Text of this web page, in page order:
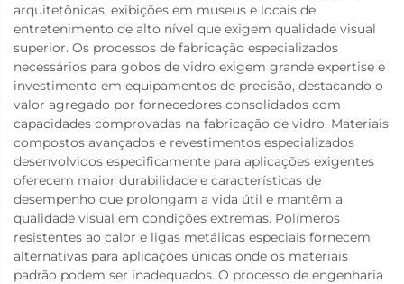
arquitetônicas, exibições em museus e locais de
entretenimento de alto nível que exigem qualidade visual
superior. Os processos de fabricação especializados
necessários para gobos de vidro exigem grande expertise e
investimento em equipamentos de precisão, destacando o
valor agregado por fornecedores consolidados com
capacidades comprovadas na fabricação de vidro. Materiais
compostos avançados e revestimentos especializados
desenvolvidos especificamente para aplicações exigentes
oferecem maior durabilidade e características de
desempenho que prolongam a vida útil e mantêm a
qualidade visual em condições extremas. Polímeros
resistentes ao calor e ligas metálicas especiais fornecem
alternativas para aplicações únicas onde os materiais
padrão podem ser inadequados. O processo de engenharia